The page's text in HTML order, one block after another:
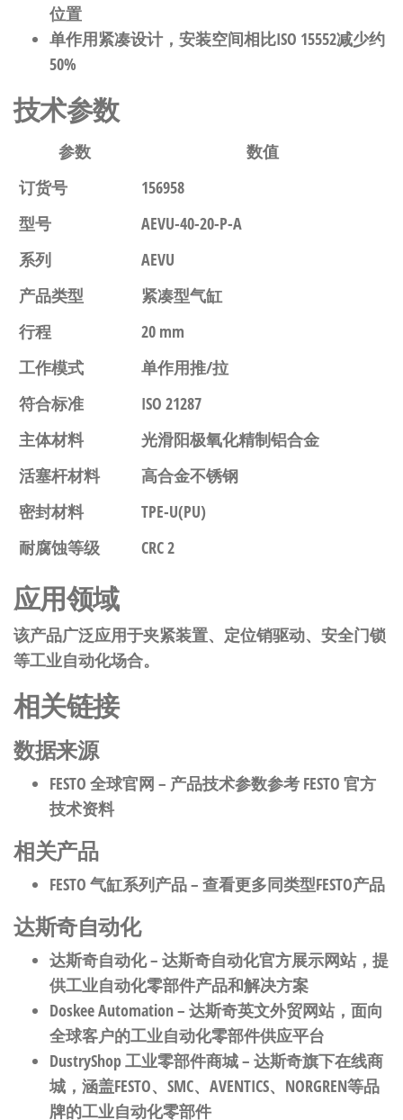
位置
单作用紧凑设计，安装空间相比ISO 15552减少约
50%
技术参数
参数
数值
订货号
156958
型号
AEVU-40-20-P-A
系列
AEVU
产品类型
紧凑型气缸
行程
20 mm
工作模式
单作用推/拉
符合标准
ISO 21287
主体材料
光滑阳极氧化精制铝合金
活塞杆材料
高合金不锈钢
密封材料
TPE-U(PU)
耐腐蚀等级
CRC 2
应用领域
该产品广泛应用于夹紧装置、定位销驱动、安全门锁
等工业自动化场合。
相关链接
数据来源
FESTO 全球官网 – 产品技术参数参考 FESTO 官方
技术资料
相关产品
FESTO 气缸系列产品– 查看更多同类型FESTO产品
达斯奇自动化
达斯奇自动化– 达斯奇自动化官方展示网站，提
供工业自动化零部件产品和解决方案
Doskee Automation– 达斯奇英文外贸网站，面向
全球客户的工业自动化零部件供应平台
DustryShop 工业零部件商城– 达斯奇旗下在线商
城，涵盖FESTO、SMC、AVENTICS、NORGREN等品
牌的工业自动化零部件